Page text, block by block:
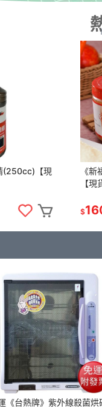
(250cc)【現
《
【現
$
《台熱牌》紫外線殺菌烘